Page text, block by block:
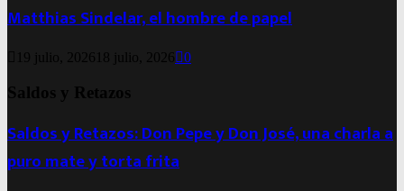
Matthias Sindelar, el hombre de papel
19 julio, 2026 18 julio, 2026 0
Saldos y Retazos
Saldos y Retazos: Don Pepe y Don José, una charla a
puro mate y torta frita